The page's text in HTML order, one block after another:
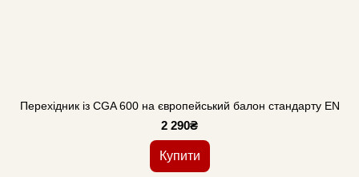
Перехідник із CGA 600 на європейський балон стандарту EN
2 290₴
Купити